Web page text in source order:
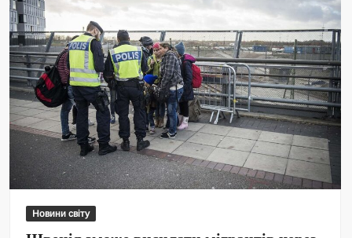
Центральної
Азії
впала
на
15%
Новини світу